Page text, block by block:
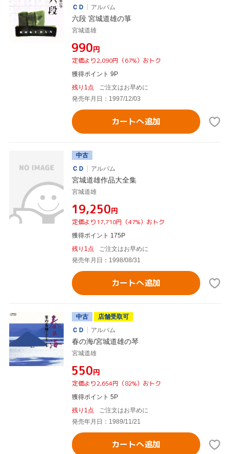
ＣＤ アルバム
六段 宮城道雄の箏
宮城道雄
¥990円
定価より2,090円（67%）おトク
獲得ポイント 9P
残り1点
ご注文はお早めに
発売年月日：1997/12/03
カートへ追加
中古
ＣＤ
アルバム
宮城道雄作品大全集
宮城道雄
¥19,250円
定価より17,710円（47%）おトク
獲得ポイント 175P
残り1点
ご注文はお早めに
発売年月日：1998/08/31
カートへ追加
中古
店舗受取可
ＣＤ
アルバム
春の海/宮城道雄の琴
宮城道雄
¥550円
定価より2,654円（82%）おトク
獲得ポイント 5P
残り1点
ご注文はお早めに
発売年月日：1989/11/21
カートへ追加